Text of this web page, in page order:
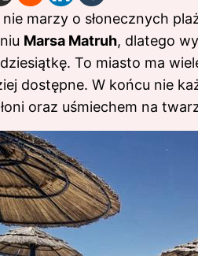
marzy o słonecznych
Marsa Matruh, dlatego
To miasto ma
dostępne. W końcu nie
oraz uśmiechem na